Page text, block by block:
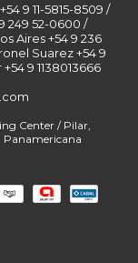
9 11-5815-8509 /
249 52-0600 /
Aires +54 9 236
Suarez +54 9